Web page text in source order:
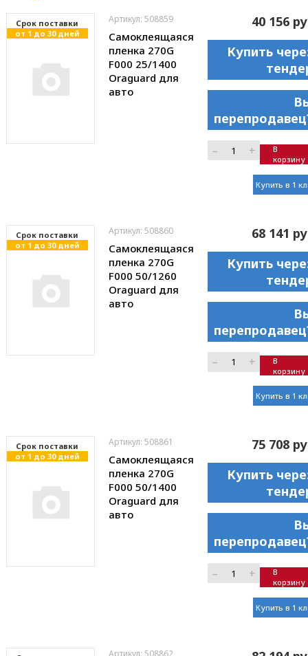
Cрок поставки
от 1 до 30 дней
Артикул: 508859
Самоклеящаяся
пленка 270G
F000 25/1400
Oraguard для
авто
40 156
Купить
– +
В
корзину
Купить в 1
Cрок поставки
от 1 до 30 дней
Артикул: 508860
Самоклеящаяся
пленка 270G
F000 50/1260
Oraguard для
авто
68 141
Купить
– +
В
корзину
Купить в 1
Cрок поставки
от 1 до 30 дней
Артикул: 508861
Самоклеящаяся
пленка 270G
F000 50/1400
Oraguard для
авто
75 708
Купить
– +
В
корзину
Купить в 1
Артикул: 508862